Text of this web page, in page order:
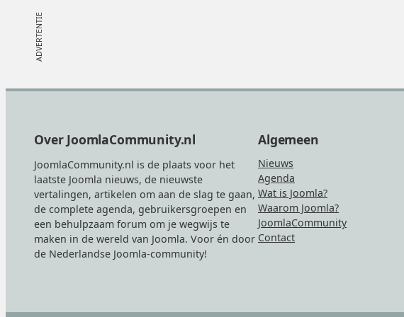
Over JoomlaCommunity.nl
JoomlaCommunity.nl is de plaats voor het
laatste Joomla nieuws, de nieuwste
vertalingen, artikelen om aan de slag te gaan,
de complete agenda, gebruikersgroepen en
een behulpzaam forum om je wegwijs te
maken in de wereld van Joomla. Voor én door
de Nederlandse Joomla-community!
Algemeen
Nieuws
Agenda
Wat is Joomla?
Waarom Joomla?
JoomlaCommunity
Contact